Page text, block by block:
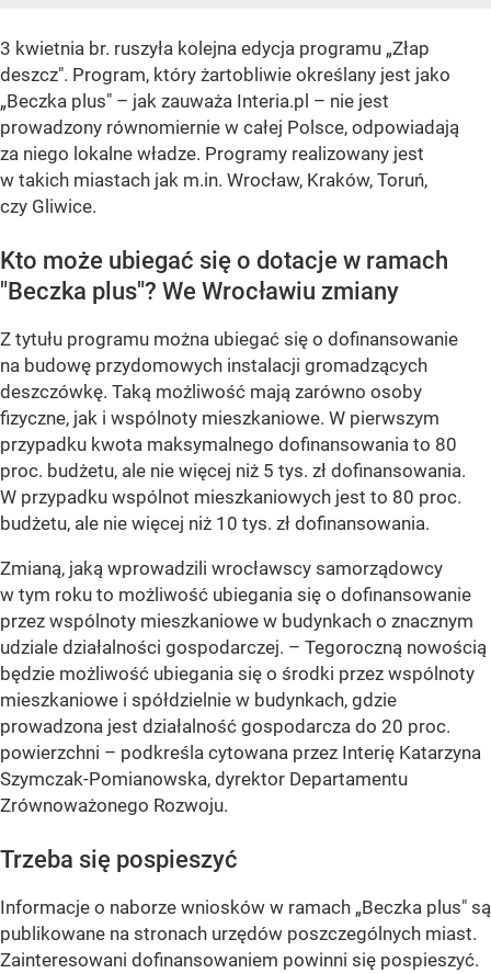
3 kwietnia br. ruszyła kolejna edycja programu „Złap
deszcz". Program, który żartobliwie określany jest jako
„Beczka plus" – jak zauważa Interia.pl – nie jest
prowadzony równomiernie w całej Polsce, odpowiadają
za niego lokalne władze. Programy realizowany jest
w takich miastach jak m.in. Wrocław, Kraków, Toruń,
czy Gliwice.
Kto może ubiegać się o dotacje w ramach
"Beczka plus"? We Wrocławiu zmiany
Z tytułu programu można ubiegać się o dofinansowanie
na budowę przydomowych instalacji gromadzących
deszczówkę. Taką możliwość mają zarówno osoby
fizyczne, jak i wspólnoty mieszkaniowe. W pierwszym
przypadku kwota maksymalnego dofinansowania to 80
proc. budżetu, ale nie więcej niż 5 tys. zł dofinansowania.
W przypadku wspólnot mieszkaniowych jest to 80 proc.
budżetu, ale nie więcej niż 10 tys. zł dofinansowania.
Zmianą, jaką wprowadzili wrocławscy samorządowcy
w tym roku to możliwość ubiegania się o dofinansowanie
przez wspólnoty mieszkaniowe w budynkach o znacznym
udziale działalności gospodarczej. – Tegoroczną nowością
będzie możliwość ubiegania się o środki przez wspólnoty
mieszkaniowe i spółdzielnie w budynkach, gdzie
prowadzona jest działalność gospodarcza do 20 proc.
powierzchni – podkreśla cytowana przez Interię Katarzyna
Szymczak-Pomianowska, dyrektor Departamentu
Zrównoważonego Rozwoju.
Trzeba się pospieszyć
Informacje o naborze wniosków w ramach „Beczka plus" są
publikowane na stronach urzędów poszczególnych miast.
Zainteresowani dofinansowaniem powinni się pospieszyć.